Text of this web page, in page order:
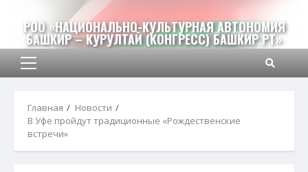
содержимому
РОО «НАЦИОНАЛЬНО-КУЛЬТУРНАЯ АВТОНОМИЯ
БАШКИР – КУРУЛТАЙ (КОНГРЕСС) БАШКИР РТ»
Основное
Главная
Новости
В Уфе пройдут традиционные «Рождественские
встречи»